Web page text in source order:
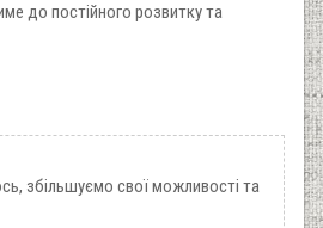
до постійного розвитку та
збільшуємо свої можливості та